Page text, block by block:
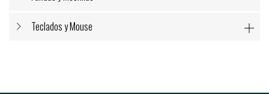
Teclados y Mouse 